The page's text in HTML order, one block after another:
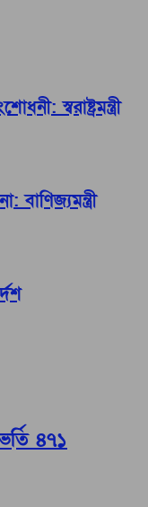
স্বরাষ্ট্রমন্ত্রী
বাণিজ্যমন্ত্রী
৪৭১